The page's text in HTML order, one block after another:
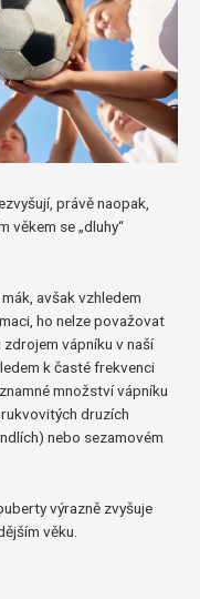
právě naopak,
věkem se „dluhy“
avšak vzhledem
ho nelze považovat
zdrojem vápníku v naší
k časté frekvenci
množství vápníku
druzích
nebo sezamovém
výrazně zvyšuje
věku.